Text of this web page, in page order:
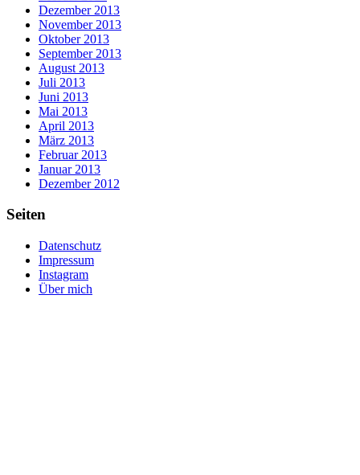
Dezember 2013
November 2013
Oktober 2013
September 2013
August 2013
Juli 2013
Juni 2013
Mai 2013
April 2013
März 2013
Februar 2013
Januar 2013
Dezember 2012
Seiten
Datenschutz
Impressum
Instagram
Über mich